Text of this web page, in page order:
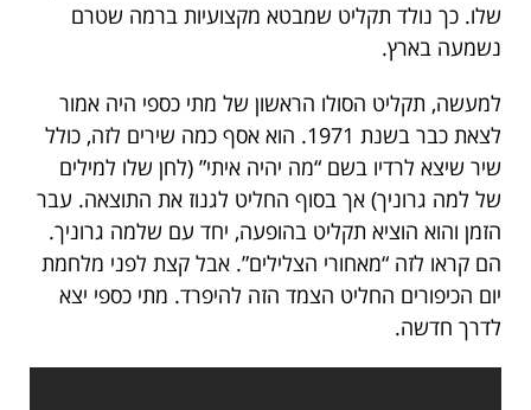
שלו. כך נולד תקליט שמבטא מקצועיות ברמה שטרם
נשמעה בארץ.
למעשה, תקליט הסולו הראשון של מתי כספי היה אמור
לצאת כבר בשנת 1971. הוא אסף כמה שירים לזה, כולל
שיר שיצא לרדיו בשם “מה יהיה איתי” (לחן שלו למילים
של למה גרוניך) אך בסוף החליט לגנוז את התוצאה. עבר
הזמן והוא הוציא תקליט בהופעה, יחד עם שלמה גרוניך.
הם קראו לזה “מאחורי הצלילים”. אבל קצת לפני מלחמת
יום הכיפורים החליט הצמד הזה להיפרד. מתי כספי יצא
לדרך חדשה.